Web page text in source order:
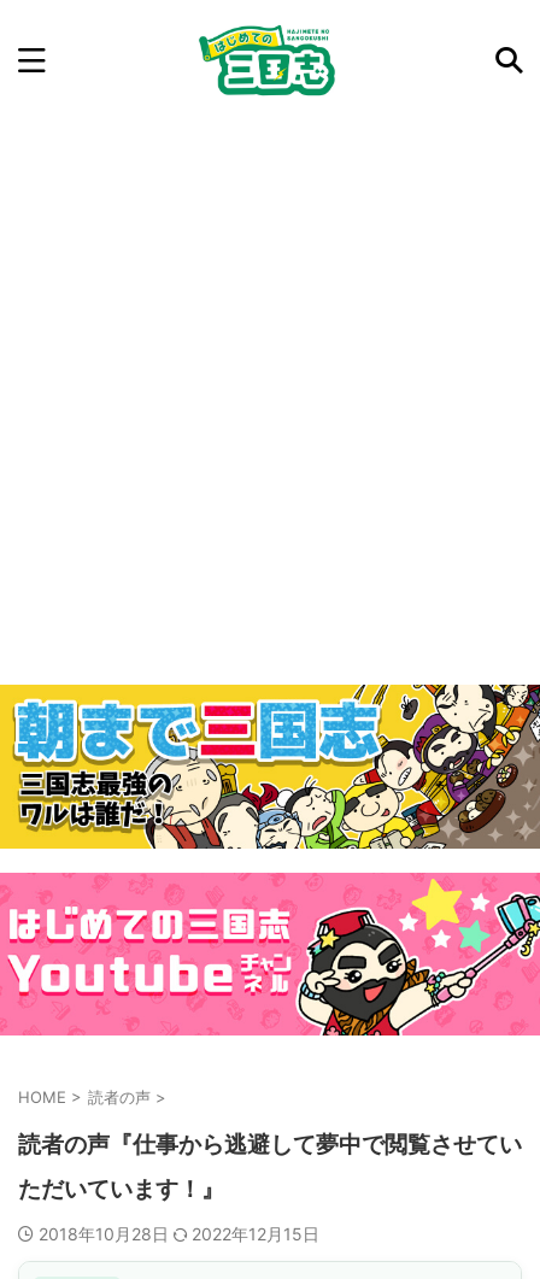
HOME > 読者の声 >
読者の声『仕事から逃避して夢中で閲覧させてい
ただいています！』
2018年10月28日 2022年12月15日